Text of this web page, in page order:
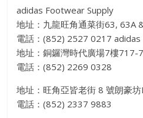
adidas Footwear Supply
地址：九龍旺角通菜街63, 63A
電話：(852) 2527 0217
地址：銅鑼灣時代廣場7樓717-
電話：(852) 2269 0328
地址：旺角亞皆老街 8 號朗豪
電話：(852) 2337 9883